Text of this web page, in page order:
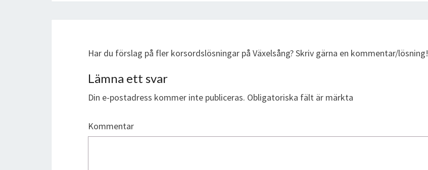
Har du förslag på fler korsordslösningar på Växelsång? Skriv gärna en kommentar/lösning!
Lämna ett svar
Din e-postadress kommer inte publiceras. Obligatoriska fält är märkta
Kommentar